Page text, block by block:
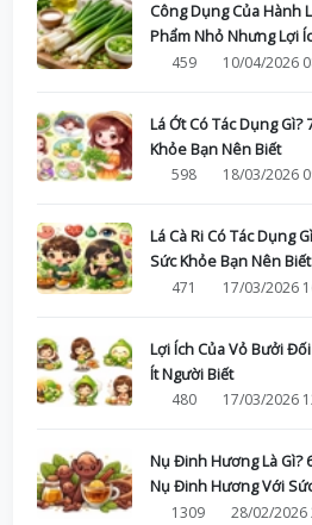
Công Dụng Của Hành
Phẩm Nhỏ Nhưng Lợi
459
10/04/2026
Lá Ớt Có Tác Dụng Gì?
Khỏe Bạn Nên Biết
598
18/03/2026
Lá Cà Ri Có Tác Dụng
Sức Khỏe Bạn Nên Biết
471
17/03/2026
Lợi Ích Của Vỏ Bưởi
Ít Người Biết
480
17/03/2026
Nụ Đinh Hương Là Gì?
Nụ Đinh Hương Với
1309
28/02/2026